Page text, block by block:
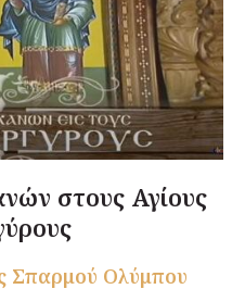
στους Αγίους
Σπαρμού Ολύμπου